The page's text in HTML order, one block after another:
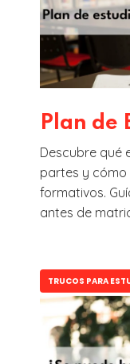
Plan de
Descubre qué
partes y cómo
formativos.
antes de
TRUCOS PARA